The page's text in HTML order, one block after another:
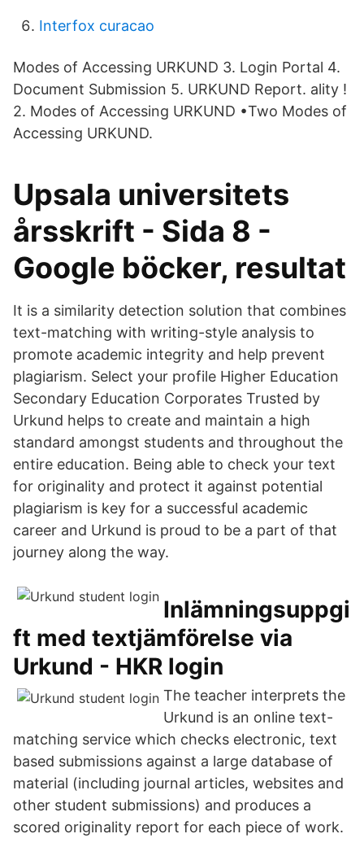
Interfox curacao
Modes of Accessing URKUND 3. Login Portal 4.
Document Submission 5. URKUND Report. ality !
2. Modes of Accessing URKUND •Two Modes of
Accessing URKUND.
Upsala universitets
årsskrift - Sida 8 -
Google böcker, resultat
It is a similarity detection solution that combines
text-matching with writing-style analysis to
promote academic integrity and help prevent
plagiarism. Select your profile Higher Education
Secondary Education Corporates Trusted by
Urkund helps to create and maintain a high
standard amongst students and throughout the
entire education. Being able to check your text
for originality and protect it against potential
plagiarism is key for a successful academic
career and Urkund is proud to be a part of that
journey along the way.
Inlämningsuppgi
ft med textjämförelse via
Urkund - HKR login
The teacher interprets the
Urkund is an online text-
matching service which checks electronic, text
based submissions against a large database of
material (including journal articles, websites and
other student submissions) and produces a
scored originality report for each piece of work.